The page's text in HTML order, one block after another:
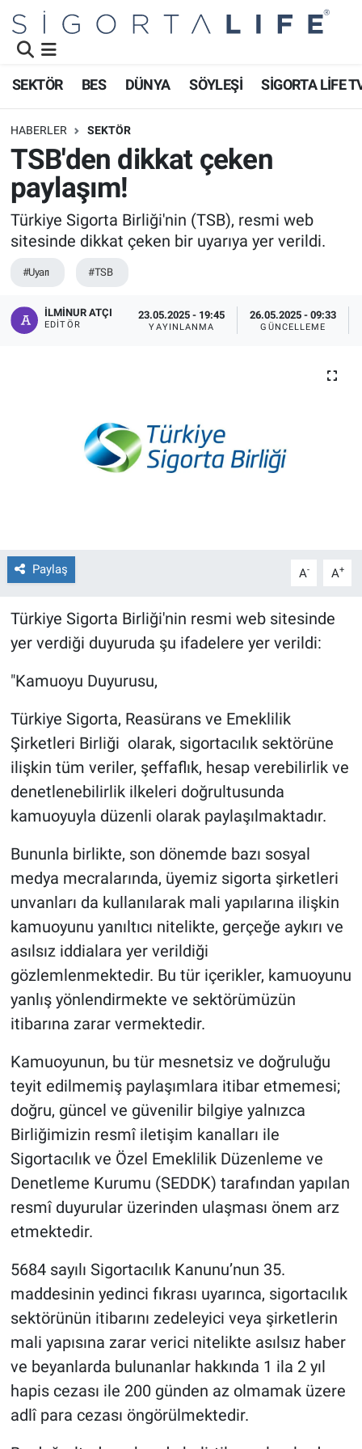
SEKTÖR BES DÜNYA SÖYLEŞİ SİGORTA LİFE
HABERLER SEKTÖR
TSB'den dikkat çeken
paylaşım!
Türkiye Sigorta Birliği'nin (TSB), resmi web
sitesinde dikkat çeken bir uyarıya yer verildi.
#Uyarı #TSB
İLMINUR ATÇI
EDITÖR
23.05.2025 - 19:45
YAYINLANMA
26.05.2025 - 09:33
GÜNCELLEME
Paylaş A- A+
Türkiye Sigorta Birliği'nin resmi web sitesinde
yer verdiği duyuruda şu ifadelere yer verildi:
"Kamuoyu Duyurusu,
Türkiye Sigorta, Reasürans ve Emeklilik
Şirketleri Birliği olarak, sigortacılık sektörüne
ilişkin tüm veriler, şeffaflık, hesap verebilirlik ve
denetlenebilirlik ilkeleri doğrultusunda
kamuoyuyla düzenli olarak paylaşılmaktadır.
Bununla birlikte, son dönemde bazı sosyal
medya mecralarında, üyemiz sigorta şirketleri
unvanları da kullanılarak mali yapılarına ilişkin
kamuoyunu yanıltıcı nitelikte, gerçeğe aykırı ve
asılsız iddialara yer verildiği
gözlemlenmektedir. Bu tür içerikler, kamuoyunu
yanlış yönlendirmekte ve sektörümüzün
itibarına zarar vermektedir.
Kamuoyunun, bu tür mesnetsiz ve doğruluğu
teyit edilmemiş paylaşımlara itibar etmemesi;
doğru, güncel ve güvenilir bilgiye yalnızca
Birliğimizin resmî iletişim kanalları ile
Sigortacılık ve Özel Emeklilik Düzenleme ve
Denetleme Kurumu (SEDDK) tarafından yapılan
resmî duyurular üzerinden ulaşması önem arz
etmektedir.
5684 sayılı Sigortacılık Kanunu’nun 35.
maddesinin yedinci fıkrası uyarınca, sigortacılık
sektörünün itibarını zedeleyici veya şirketlerin
mali yapısına zarar verici nitelikte asılsız haber
ve beyanlarda bulunanlar hakkında 1 ila 2 yıl
hapis cezası ile 200 günden az olmamak üzere
adlî para cezası öngörülmektedir.
Namaz Vakitleri
Trafik Durumu
Süper Lig Puan Durumu ve Fikstür
Tüm Manşetler
Son Dakika Haberleri